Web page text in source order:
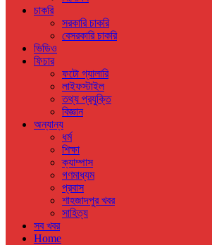
চাকরি
সরকারি চাকরি
বেসরকারি চাকরি
ভিডিও
ফিচার
ফটো গ্যালারি
লাইফস্টাইল
তথ্য প্রযুক্তি
বিজ্ঞান
অন্যান্য
ধর্ম
শিক্ষা
ক্যাম্পাস
গণমাধ্যম
প্রবাস
শাহজাদপুর খবর
সাহিত্য
সব খবর
Home